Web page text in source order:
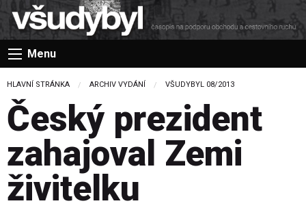
Menu
HLAVNÍ STRÁNKA ARCHIV VYDÁNÍ VŠUDYBYL 08/2013
Český prezident
zahajoval Zemi
živitelku